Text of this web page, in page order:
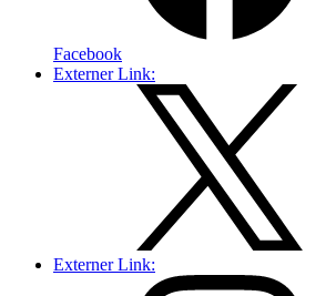
Facebook
Externer Link:
Externer Link: